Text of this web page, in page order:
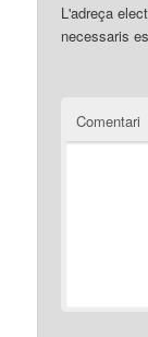
L'adreça
necessaris
Comentari